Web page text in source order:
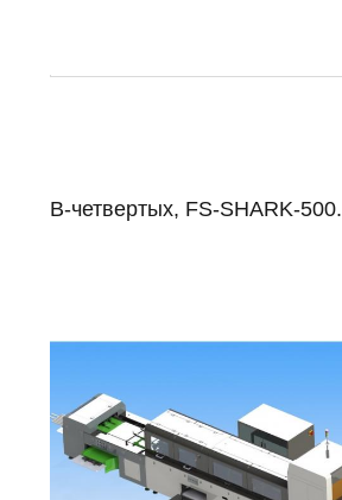
В-четвертых, FS-SHARK-500.